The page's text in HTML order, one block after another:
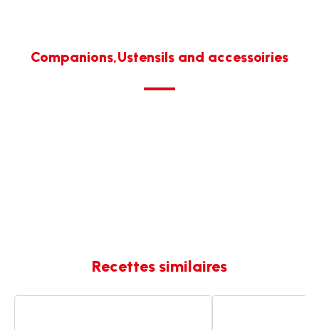
Companions,Ustensils and accessoiries
Recettes similaires